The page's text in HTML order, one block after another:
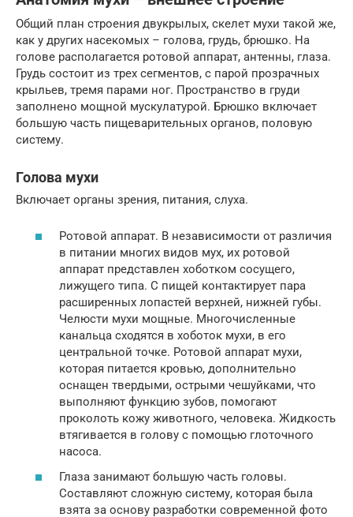
Общий план строения двукрылых, скелет мухи такой же,
как у других насекомых – голова, грудь, брюшко. На
голове располагается ротовой аппарат, антенны, глаза.
Грудь состоит из трех сегментов, с парой прозрачных
крыльев, тремя парами ног. Пространство в груди
заполнено мощной мускулатурой. Брюшко включает
большую часть пищеварительных органов, половую
систему.
Голова мухи
Включает органы зрения, питания, слуха.
Ротовой аппарат. В независимости от различия
в питании многих видов мух, их ротовой
аппарат представлен хоботком сосущего,
лижущего типа. С пищей контактирует пара
расширенных лопастей верхней, нижней губы.
Челюсти мухи мощные. Многочисленные
канальца сходятся в хоботок мухи, в его
центральной точке. Ротовой аппарат мухи,
которая питается кровью, дополнительно
оснащен твердыми, острыми чешуйками, что
выполняют функцию зубов, помогают
проколоть кожу животного, человека. Жидкость
втягивается в голову с помощью глоточного
насоса.
Глаза занимают большую часть головы.
Составляют сложную систему, которая была
взята за основу разработки современной фото